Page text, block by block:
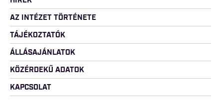
AZ INTÉZET TÖRTÉNETE
TÁJÉKOZTATÓK
ÁLLÁSAJÁNLATOK
KÖZÉRDEKŰ ADATOK
KAPCSOLAT